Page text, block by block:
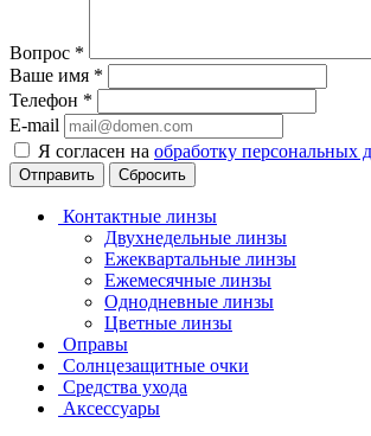
Вопрос *
Ваше имя *
Телефон *
E-mail
Я согласен на обработку персональных
Сбросить
Контактные линзы
Двухнедельные линзы
Ежеквартальные линзы
Ежемесячные линзы
Однодневные линзы
Цветные линзы
Оправы
Солнцезащитные очки
Средства ухода
Аксессуары